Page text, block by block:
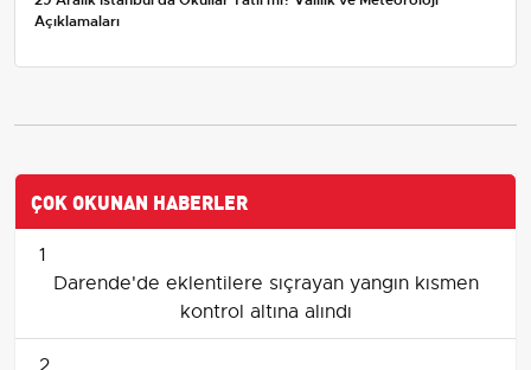
Açıklamaları
ÇOK OKUNAN HABERLER
1
Darende'de eklentilere sıçrayan yangın kısmen
kontrol altına alındı